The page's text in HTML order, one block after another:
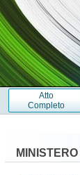
Atto
Completo